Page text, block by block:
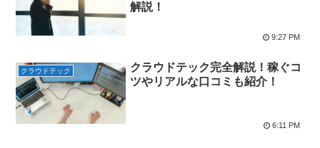
解説！
9:27 PM
クラウドテック
クラウドテック完全解説！稼ぐコ
ツやリアルな口コミも紹介！
6:11 PM